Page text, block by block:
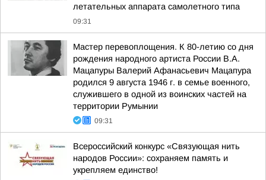
летательных аппарата самолетного типа
09:31
Мастер перевоплощения. К 80-летию со дня
рождения народного артиста России В.А.
Мацапуры Валерий Афанасьевич Мацапура
родился 9 августа 1946 г. в семье военного,
служившего в одной из воинских частей на
территории Румынии
09:31
Всероссийский конкурс «Связующая нить
народов России»: сохраняем память и
укрепляем единство!